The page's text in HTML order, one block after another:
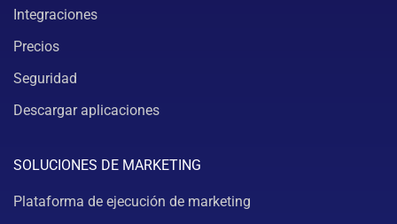
Integraciones
Precios
Seguridad
Descargar aplicaciones
SOLUCIONES DE MARKETING
Plataforma de ejecución de marketing